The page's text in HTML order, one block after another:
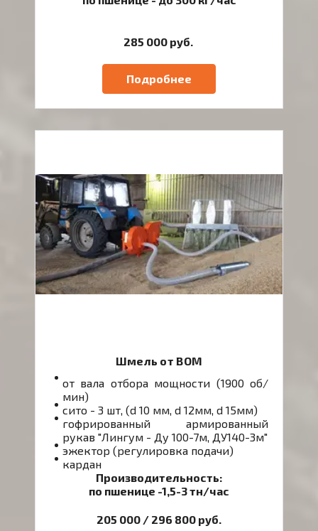
285 000 руб.
Подробнее
Шмель от ВОМ
от вала отбора мощности (1900 об/
мин)
сито - 3 шт, (d 10 мм, d 12мм, d 15мм)
гофрированный армированный
рукав "Лингум - Ду 100-7м, ДУ140-3м"
эжектор (регулировка подачи)
кардан
Производительность:
по пшенице -1,5-3 тн/час
205 000 / 296 800 руб.